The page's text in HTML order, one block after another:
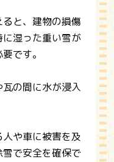
と、建物の損傷
湿った重い雪が
です。
の間に水が浸入
や車に被害を及
で安全を確保で